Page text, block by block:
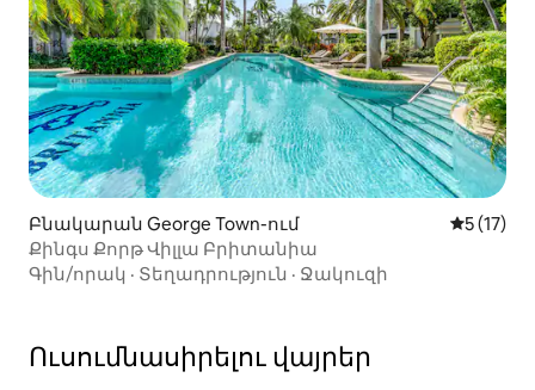
Բնակարան George Town-ում Միջին
5 (17)
Քինգս Քորթ Վիլլա Բրիտանիա
Գին/որակ · Տեղադրություն · Ջակուզի
Ուսումնասիրելու վայրեր